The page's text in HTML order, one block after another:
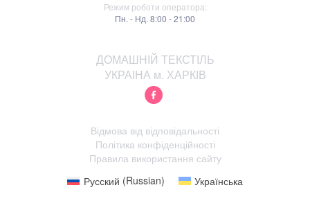
Режим роботи оператора:
Пн. - Нд. 8:00 - 21:00
ДОМАШНІЙ ТЕКСТІЛЬ
УКРАІНА м. ХАРКІВ
Відмова від відповідальності
Політика конфіденційності
Правила використання сайту
Русский (Russian) Українська